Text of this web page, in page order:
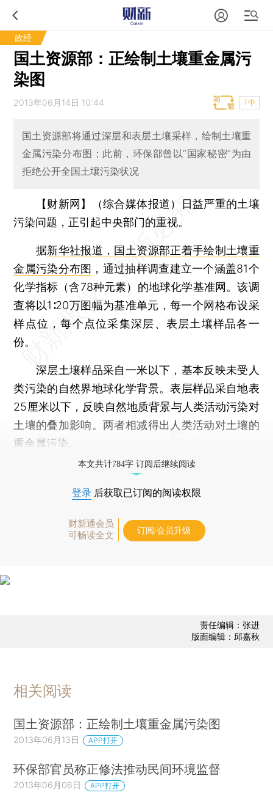
政经
国土资源部：正绘制土壤重金属污
染图
2013年06月14日 10:44 T中
国土资源部将通过深层和表层土壤采样，绘制土壤重
金属污染分布图；此前，环保部曾以“国家秘密”为由
拒绝公开全国土壤污染状况
【财新网】（综合媒体报道）
日益严重的土壤
污染问题，正引起中央部门的重视。
据新华社报道，国土资源部正着手绘制土壤重
金属污染分布图 ，通过抽样调查建立一个涵盖81个
化学指标（含78种元素）的地球化学基准网。该调
查将以1∶20万图幅为基准单元，每一个网格布设采
样点位，每个点位采集深层、表层土壤样品各一
份。
深层土壤样品采自一米以下，基本反映未受人
类污染的自然界地球化学背景。表层样品采自地表
25厘米以下，反映自然地质背景与人类活动污染对
土壤的叠加影响。两者相减得出人类活动对土壤的
重金属污染。
本文共计784字 订阅后继续阅读
登录 后获取已订阅的阅读权限
财新通会员
可畅读全文
订阅/会员升级
责任编辑：张进
版面编辑：邱嘉秋
相关阅读
国土资源部：正绘制土壤重金属污染图
2013年06月13日 APP打开
环保部官员称正修法推动民间环境监督
2013年06月06日 APP打开